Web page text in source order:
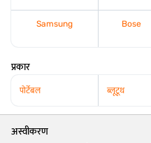
Samsung Bose
प्रकार
पोर्टेबल ब्लूटूथ
अस्वीकरण